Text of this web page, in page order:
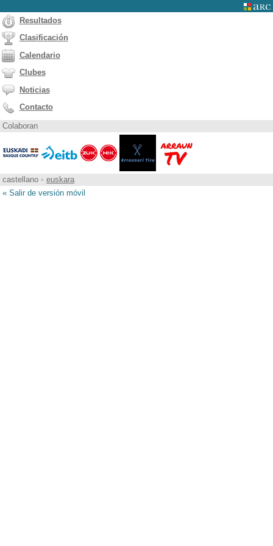
Resultados
Clasificación
Calendario
Clubes
Noticias
Contacto
Colaboran
castellano • euskara
« Salir de versión móvil